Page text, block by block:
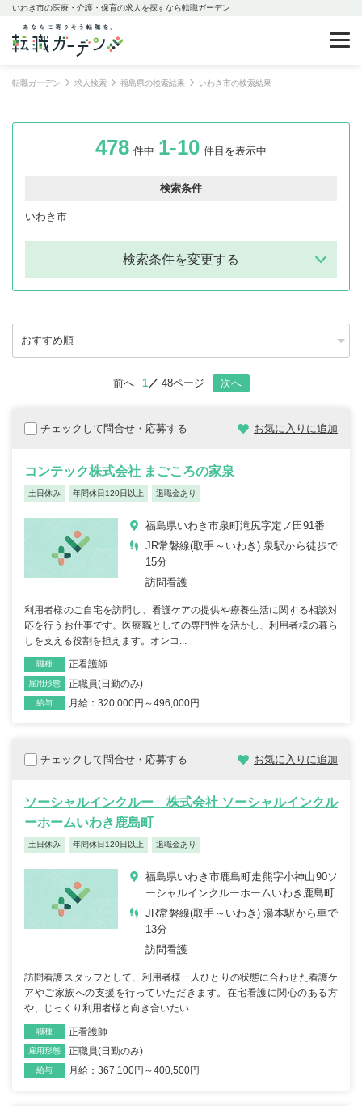
いわき市の医療・介護・保育の求人を探すなら転職ガーデン
転職ガーデン 求人検索 福島県の検索結果 いわき市の検索結果
478 件中 1-10 件目を表示中
検索条件
いわき市
検索条件を変更する
前へ 1 48ページ 次へ
チェックして問合せ・応募する お気に入りに追加
コンテック株式会社 まごころの家泉
土日休み 年間休日120日以上 退職金あり
福島県いわき市泉町滝尻字定ノ田91番
JR常磐線(取手～いわき) 泉駅から徒歩で
15分
訪問看護
利用者様のご自宅を訪問し、看護ケアの提供や療養生活に関する相談対
応を行うお仕事です。医療職としての専門性を活かし、利用者様の暮ら
しを支える役割を担えます。オンコ...
職種 正看護師
雇用形態 正職員(日勤のみ)
給与 月給：320,000円～496,000円
チェックして問合せ・応募する お気に入りに追加
ソーシャルインクルー 株式会社 ソーシャルインクル
ーホームいわき鹿島町
土日休み 年間休日120日以上 退職金あり
福島県いわき市鹿島町走熊字小神山90ソ
ーシャルインクルーホームいわき鹿島町
JR常磐線(取手～いわき) 湯本駅から車で
13分
訪問看護
訪問看護スタッフとして、利用者様一人ひとりの状態に合わせた看護ケ
アやご家族への支援を行っていただきます。在宅看護に関心のある方
や、じっくり利用者様と向き合いたい...
職種 正看護師
雇用形態 正職員(日勤のみ)
給与 月給：367,100円～400,500円